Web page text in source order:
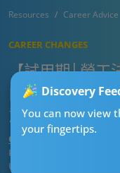
Discovery
You can now view
your fingertips.
Resources Career Advice
CAREER CHANGES
【試用期│勞工
由最好！計算離
意？
CTgoodjobs’ Editor
Published:
Updated: